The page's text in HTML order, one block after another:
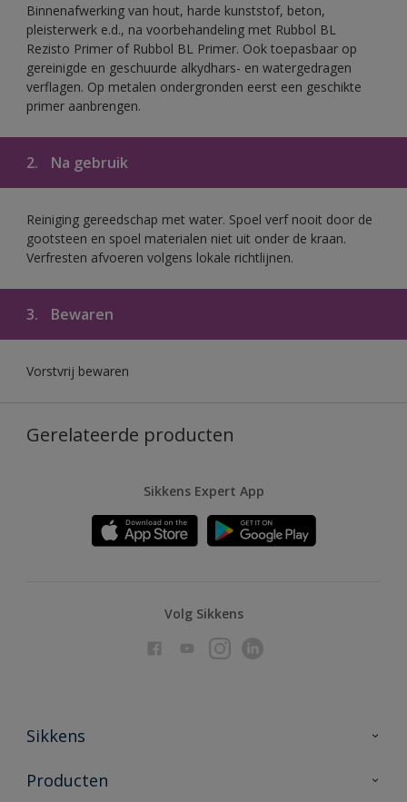
Binnenafwerking van hout, harde kunststof, beton,
pleisterwerk e.d., na voorbehandeling met Rubbol BL
Rezisto Primer of Rubbol BL Primer. Ook toepasbaar op
gereinigde en geschuurde alkydhars- en watergedragen
verflagen. Op metalen ondergronden eerst een geschikte
primer aanbrengen.
2. Na gebruik
Reiniging gereedschap met water. Spoel verf nooit door de
gootsteen en spoel materialen niet uit onder de kraan.
Verfresten afvoeren volgens lokale richtlijnen.
3. Bewaren
Vorstvrij bewaren
Gerelateerde producten
Sikkens Expert App
Volg Sikkens
Sikkens
Over Sikkens
Producten